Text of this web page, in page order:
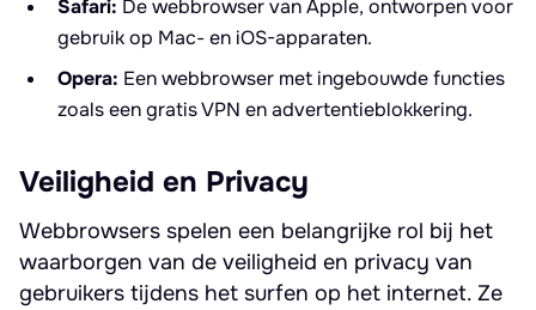
Safari: De webbrowser van Apple, ontworpen voor
gebruik op Mac- en iOS-apparaten.
Opera: Een webbrowser met ingebouwde functies
zoals een gratis VPN en advertentieblokkering.
Veiligheid en Privacy
Webbrowsers spelen een belangrijke rol bij het
waarborgen van de veiligheid en privacy van
gebruikers tijdens het surfen op het internet. Ze